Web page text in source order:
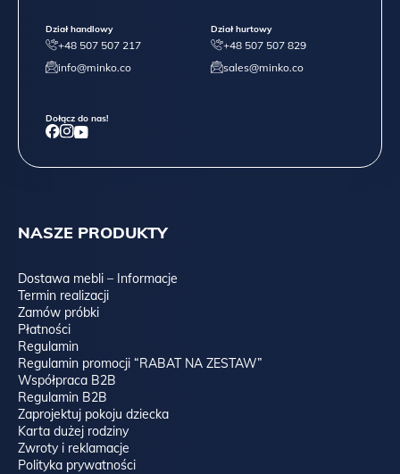
NASZE PRODUKTY
Dostawa mebli – Informacje
Termin realizacji
Zamów próbki
Płatności
Regulamin
Regulamin promocji “RABAT NA ZESTAW”
Współpraca B2B
Regulamin B2B
Zaprojektuj pokoju dziecka
Karta dużej rodziny
Zwroty i reklamacje
Polityka prywatności
Dział handlowy
+48 507 507 217
info@minko.co
Dział hurtowy
+48 507 507 829
sales@minko.co
Dołącz do nas!